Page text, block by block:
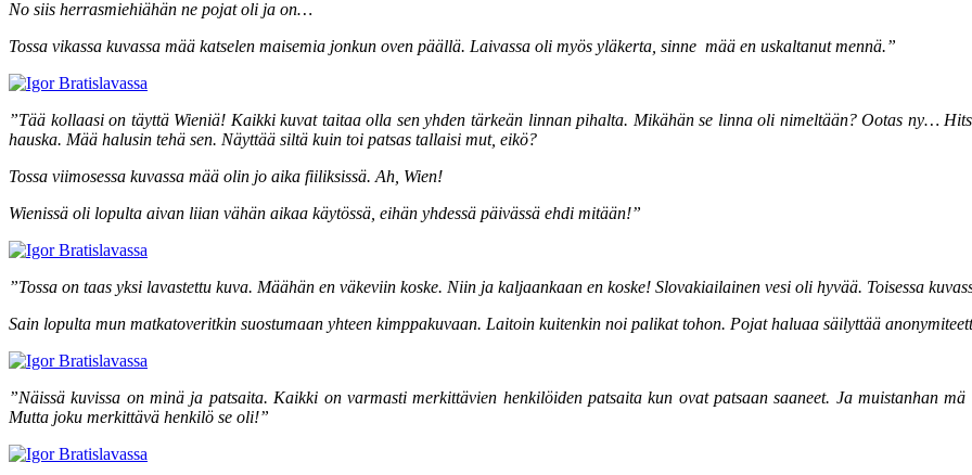
No siis herrasmiehiähän ne pojat oli ja on…
Tossa vikassa kuvassa mää katselen maisemia jonkun oven päällä. Laivassa oli myös yläkerta, sinne mää en uskaltanut mennä.”
”Tää kollaasi on täyttä Wieniä! Kaikki kuvat taitaa olla sen yhden tärkeän linnan pihalta. Mikähän se linna oli nimeltään? Ootas ny…
hauska. Mää halusin tehä sen. Näyttää siltä kuin toi patsas tallaisi mut, eikö?
Tossa viimosessa kuvassa mää olin jo aika fiiliksissä. Ah, Wien!
Wienissä oli lopulta aivan liian vähän aikaa käytössä, eihän yhdessä päivässä ehdi mitään!”
”Tossa on taas yksi lavastettu kuva. Määhän en väkeviin koske. Niin ja kaljaankaan en koske! Slovakiailainen vesi oli hyvää. Toisessa
Sain lopulta mun matkatoveritkin suostumaan yhteen kimppakuvaan. Laitoin kuitenkin noi palikat tohon. Pojat haluaa säilyttää
”Näissä kuvissa on minä ja patsaita. Kaikki on varmasti merkittävien henkilöiden patsaita kun ovat patsaan saaneet. Ja muistanhan
Mutta joku merkittävä henkilö se oli!”